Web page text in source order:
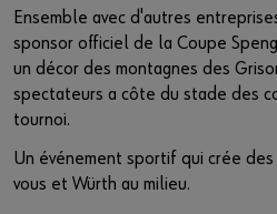
Ensemble avec d'autres
sponsor officiel de la Coupe
un décor des montagnes des
spectateurs a côte du stade des
tournoi.
Un événement sportif qui crée
vous et Würth au milieu.